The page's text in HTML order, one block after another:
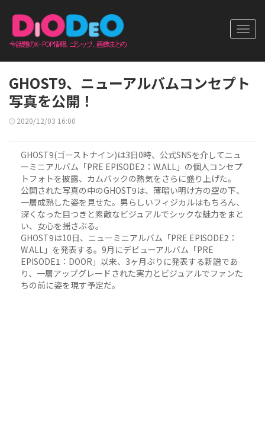
GHOST9、ニューアルバムコンセプト
写真を公開！
2020/12/03 16:00
GHOST9(ゴーストナイン)は3日0時、公式SNSを介してニュ
ーミニアルバム「PRE EPISODE2：W.ALL」の個人コンセプ
トフォトを披露、カムバックの熱気をさらに盛り上げた。
公開された写真の中のGHOST9は、薄暗い明け方の空の下、
一層成熟した姿を見せた。男らしいフィジカルはもちろん、
深くなった目つきと素敵なビジュアルでシックな魅力をまと
い、女心を揺さぶる。
GHOST9は10日、ニューミニアルバム「PRE EPISODE2：
W.ALL」を発表する。9月にデビューアルバム「PRE
EPISODE1：DOOR」以来、3ヶ月ぶりに発表する新譜であ
り、一層アップグレードされた実力とビジュアルでファンた
ちの前に姿を現す予定だ。